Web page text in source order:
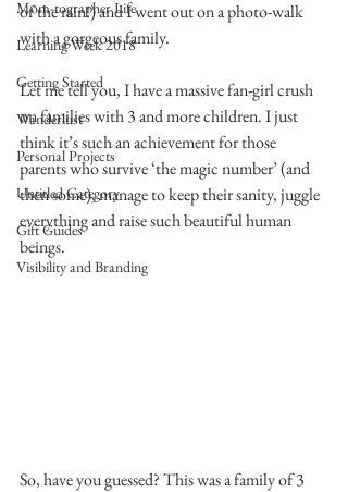
Mom-tographer Life
Learning Week 2018
Getting Started
Wanderlust
Personal Projects
Untitled Category
Gift Guides
Visibility and Branding
of the rain!) and I went out on a photo-walk
with a gorgeous family.
Let me tell you, I have a massive fan-girl crush
on families with 3 and more children. I just
think it’s such an achievement for those
parents who survive ‘the magic number’ (and
then some), manage to keep their sanity, juggle
everything and raise such beautiful human
beings.
So, have you guessed? This was a family of 3